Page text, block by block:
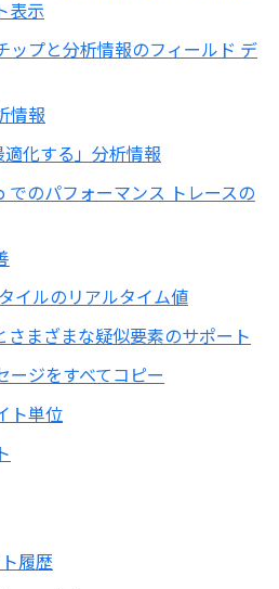
表示
ップと分析情報のフィールド デ
情報
適化する」分析情報
でのパフォーマンス トレースの
イルのリアルタイム値
さまざまな疑似要素のサポート
ージをすべてコピー
ト単位
履歴